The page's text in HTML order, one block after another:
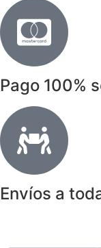
Pago 100%
Envíos a